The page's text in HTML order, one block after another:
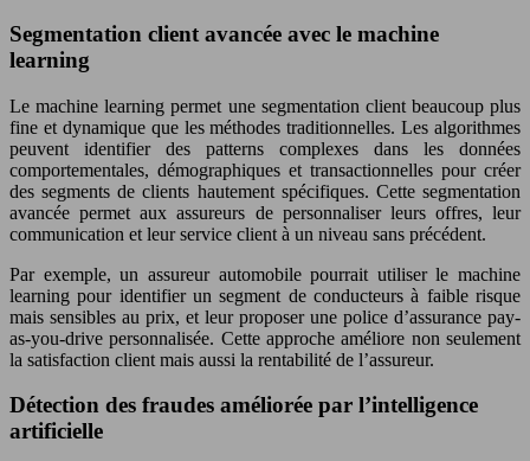
Segmentation client avancée avec le machine
learning
Le machine learning permet une segmentation client beaucoup plus
fine et dynamique que les méthodes traditionnelles. Les algorithmes
peuvent identifier des patterns complexes dans les données
comportementales, démographiques et transactionnelles pour créer
des segments de clients hautement spécifiques. Cette segmentation
avancée permet aux assureurs de personnaliser leurs offres, leur
communication et leur service client à un niveau sans précédent.
Par exemple, un assureur automobile pourrait utiliser le machine
learning pour identifier un segment de conducteurs à faible risque
mais sensibles au prix, et leur proposer une police d’assurance pay-
as-you-drive personnalisée. Cette approche améliore non seulement
la satisfaction client mais aussi la rentabilité de l’assureur.
Détection des fraudes améliorée par l’intelligence
artificielle